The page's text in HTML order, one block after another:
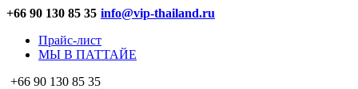
+66 90 130 85 35 info@vip-thailand.ru
Прайс-лист
МЫ В ПАТТАЙЕ
+66 90 130 85 35